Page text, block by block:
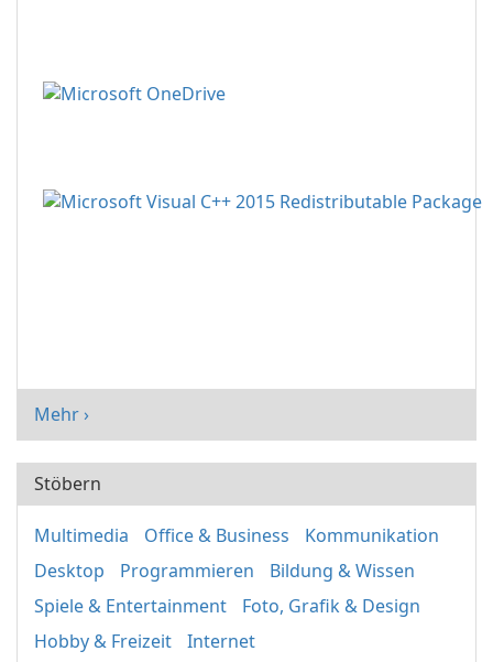
Mehr ›
Stöbern
Multimedia Office & Business
Kommunikation
Desktop
Programmieren
Bildung & Wissen
Spiele & Entertainment
Foto, Grafik & Design
Hobby & Freizeit
Internet